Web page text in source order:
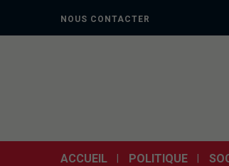
NOUS CONTACTER
ACCUEIL POLITIQUE